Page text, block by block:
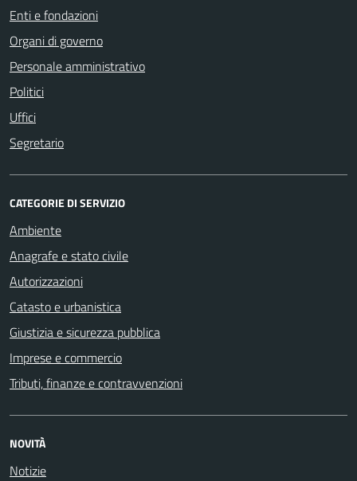
Enti e fondazioni
Organi di governo
Personale amministrativo
Politici
Uffici
Segretario
CATEGORIE DI SERVIZIO
Ambiente
Anagrafe e stato civile
Autorizzazioni
Catasto e urbanistica
Giustizia e sicurezza pubblica
Imprese e commercio
Tributi, finanze e contravvenzioni
NOVITÀ
Notizie